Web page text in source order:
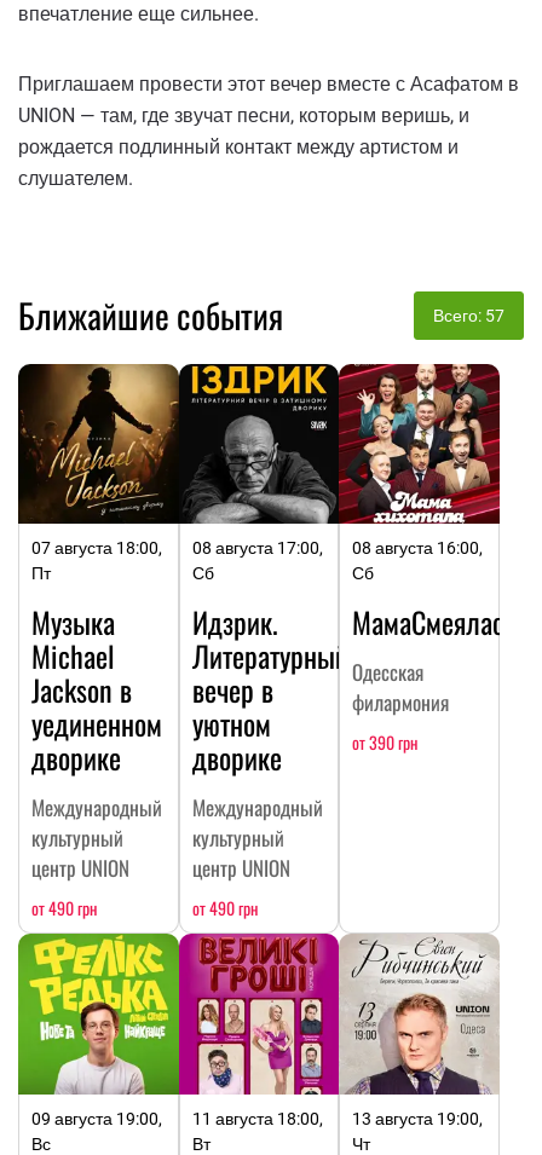
впечатление еще сильнее.
Приглашаем провести этот вечер вместе с Асафатом в
UNION — там, где звучат песни, которым веришь, и
рождается подлинный контакт между артистом и
слушателем.
Ближайшие события Всего: 57
07 августа 18:00,
Пт
Музыка
Michael
Jackson в
уединенном
дворике
Международный
культурный
центр UNION
от 490 грн
08 августа 17:00,
Сб
Идзрик.
Литературный
вечер в
уютном
дворике
Международный
культурный
центр UNION
от 490 грн
08 августа 16:00,
Сб
МамаСмеялась
Одесская
филармония
от 390 грн
09 августа 19:00,
Вс
11 августа 18:00,
Вт
13 августа 19:00,
Чт